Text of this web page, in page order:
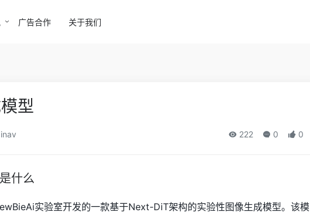
广告合作 关于我们
型
222 0 0
什么
实验室开发的一款基于Next-DiT架构的实验性图像生成模型。该模